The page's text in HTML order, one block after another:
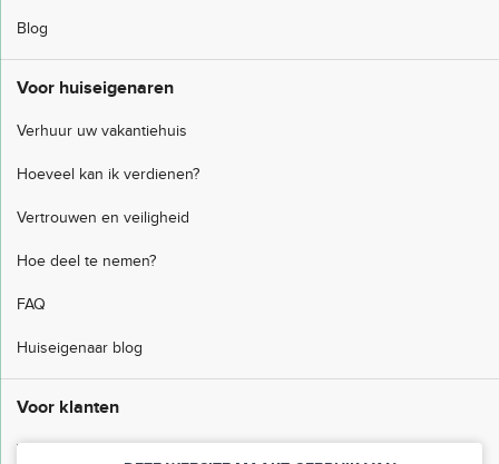
Blog
Voor huiseigenaren
Verhuur uw vakantiehuis
Hoeveel kan ik verdienen?
Vertrouwen en veiligheid
Hoe deel te nemen?
FAQ
Huiseigenaar blog
Voor klanten
Veelgestelde vragen